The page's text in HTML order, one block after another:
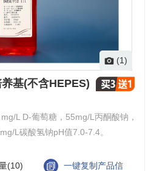
(1)
基(不含HEPES)
L D-葡萄糖，55mg/L丙酮酸钠，
L碳酸氢钠pH值7.0-7.4。
(10)
一键复制产品信